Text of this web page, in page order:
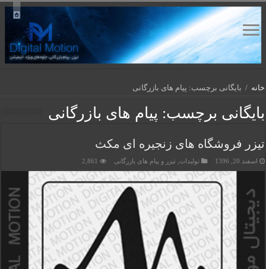
خانه / بایگانی برچسب: پیام های بازرگانی
بایگانی برچسب: پیام های بازرگانی
تیزر فروشگاه های زنجیره ای مکث
اسفند 20, 1396 تولیدات ,تیزر و پیام های بازرگانی 2,861